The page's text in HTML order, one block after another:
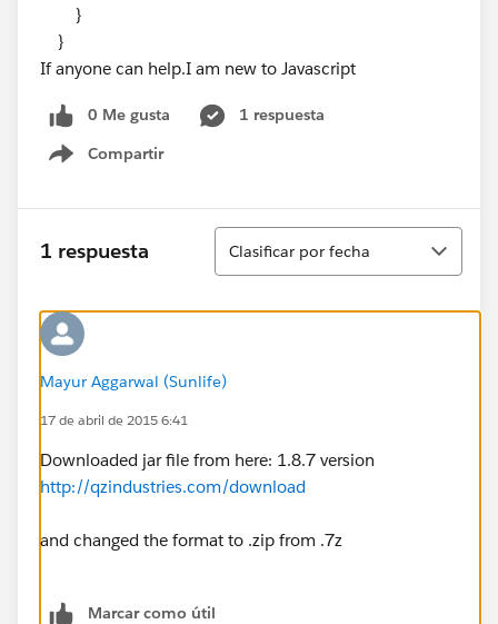
}
}
If anyone can help.I am new to Javascript
0 Me gusta
1 respuesta
Compartir
Show menu
1 respuesta
Ordenar
Clasificar por fecha
Mayur Aggarwal (Sunlife)
17 de abril de 2015 6:41
Downloaded jar file from here: 1.8.7 version
http://qzindustries.com/download
and changed the format to .zip from .7z
Marcar como útil